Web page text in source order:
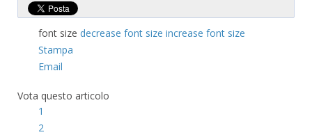
font size decrease font size increase font size
Stampa
Email
Vota questo articolo
1
2